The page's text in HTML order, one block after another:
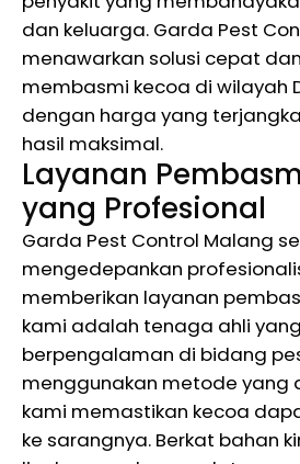
dan keluarga. Garda Pest
menawarkan solusi cepat
membasmi kecoa di wilayah
dengan harga yang
hasil maksimal.
Layanan
yang Profesional
Garda Pest Control Malang
mengedepankan
memberikan layanan
kami adalah tenaga ahli
berpengalaman di bidang
menggunakan metode yang
kami memastikan kecoa
ke sarangnya. Berkat bahan